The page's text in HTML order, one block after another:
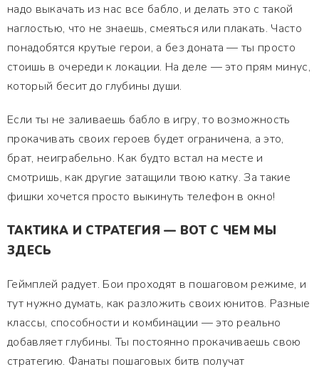
надо выкачать из нас все бабло, и делать это с такой
наглостью, что не знаешь, смеяться или плакать. Часто
понадобятся крутые герои, а без доната — ты просто
стоишь в очереди к локации. На деле — это прям минус,
который бесит до глубины души.
Если ты не заливаешь бабло в игру, то возможность
прокачивать своих героев будет ограничена, а это,
брат, неиграбельно. Как будто встал на месте и
смотришь, как другие затащили твою катку. За такие
фишки хочется просто выкинуть телефон в окно!
ТАКТИКА И СТРАТЕГИЯ — ВОТ С ЧЕМ МЫ
ЗДЕСЬ
Геймплей радует. Бои проходят в пошаговом режиме, и
тут нужно думать, как разложить своих юнитов. Разные
классы, способности и комбинации — это реально
добавляет глубины. Ты постоянно прокачиваешь свою
стратегию. Фанаты пошаговых битв получат